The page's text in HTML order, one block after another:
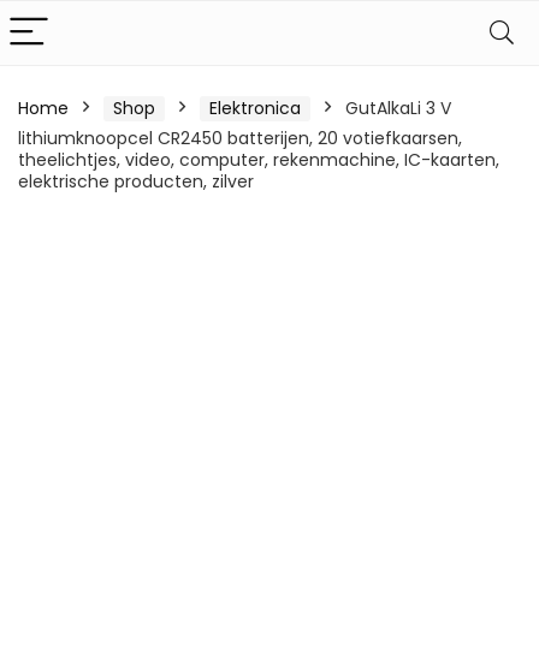
Home Shop Elektronica
GutAlkaLi 3 V
lithiumknoopcel CR2450 batterijen, 20 votiefkaarsen,
theelichtjes, video, computer, rekenmachine, IC-kaarten,
elektrische producten, zilver